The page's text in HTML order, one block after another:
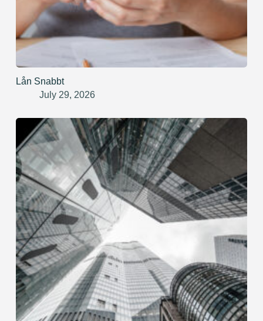
Lån Snabbt
July 29, 2026